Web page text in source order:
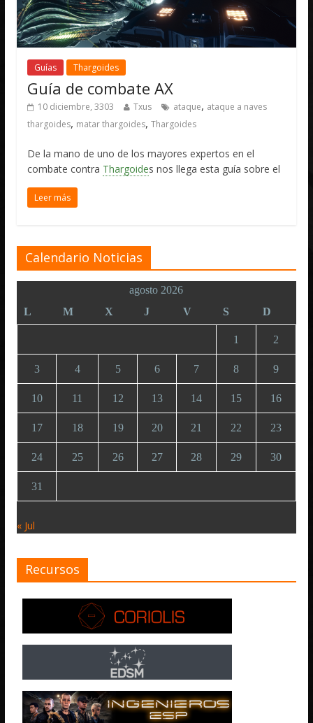
Guías Thargoides
Guía de combate AX
10 diciembre, 3303 Txus ataque, ataque a naves
thargoides, matar thargoides,Thargoides
De la mano de uno de los mayores expertos en el
combate contra Thargoides nos llega esta guía sobre el
Leer más
Calendario Noticias
agosto 2026
L
M X J V S D
1 2
3 4 5 6 7 8 9
10 11 12 13 14 15 16
17 18 19 20 21 22 23
24 25 26 27 28 29 30
31
« Jul
Recursos